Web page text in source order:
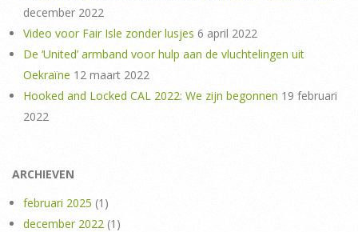
december 2022
Video voor Fair Isle zonder lusjes 6 april 2022
De ‘United’ armband voor hulp aan de vluchtelingen uit
Oekraïne 12 maart 2022
Hooked and Locked CAL 2022: We zijn begonnen 19 februari
2022
ARCHIEVEN
februari 2025 (1)
december 2022 (1)